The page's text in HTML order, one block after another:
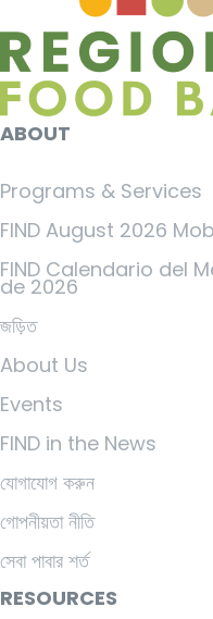
ABOUT
Programs & Services
FIND August 2026
FIND Calendario del
de 2026
জড়িত
About Us
Events
FIND in the News
যোগাযোগ করুন
গোপনীয়তা নীতি
সেবা পাবার শর্ত
RESOURCES